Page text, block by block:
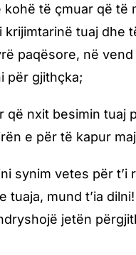
kohë të çmuar që të
krijimtarinë tuaj dhe
paqësore, në vend
për gjithçka;
që nxit besimin tuaj
e për të kapur
synim vetes për t’i
tuaja, mund t’ia
jetën